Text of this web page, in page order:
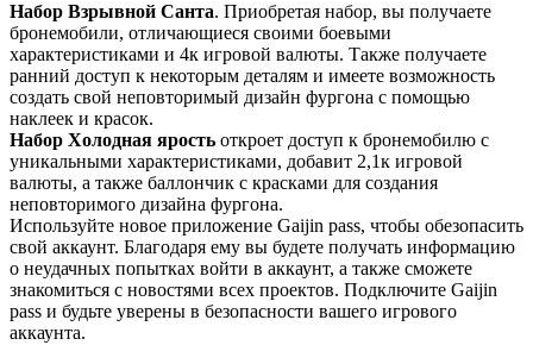
Набор Взрывной Санта. Приобретая набор, вы получаете
бронемобили, отличающиеся своими боевыми
характеристиками и 4к игровой валюты. Также получаете
ранний доступ к некоторым деталям и имеете возможность
создать свой неповторимый дизайн фургона с помощью
наклеек и красок.
Набор Холодная ярость откроет доступ к бронемобилю с
уникальными характеристиками, добавит 2,1к игровой
валюты, а также баллончик с красками для создания
неповторимого дизайна фургона.
Используйте новое приложение Gaijin pass, чтобы обезопасить
свой аккаунт. Благодаря ему вы будете получать информацию
о неудачных попытках войти в аккаунт, а также сможете
знакомиться с новостями всех проектов. Подключите Gaijin
pass и будьте уверены в безопасности вашего игрового
аккаунта.